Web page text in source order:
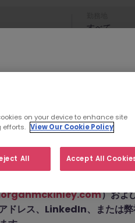
すべて
人の掲
、求職者を詐欺に巻き込も
morganmckinleyjob.com
ルメディアプロフィールを作
情報を配信し、個人情報の提
）およ
レス、LinkedIn、または弊
on your device to enhance site
efforts. View Our Cookie Policy
All Accept All